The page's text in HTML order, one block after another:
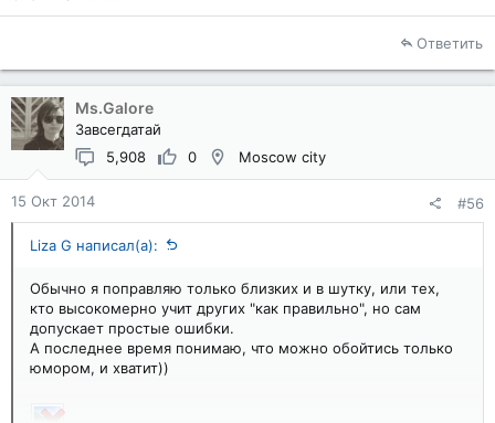
Ответить
Ms.Galore
Завсегдатай
5,908
0 Moscow city
15 Окт 2014 #56
Liza G написал(а):
Обычно я поправляю только близких и в шутку, или тех,
кто высокомерно учит других "как правильно", но сам
допускает простые ошибки.
А последнее время понимаю, что можно обойтись только
юмором, и хватит))